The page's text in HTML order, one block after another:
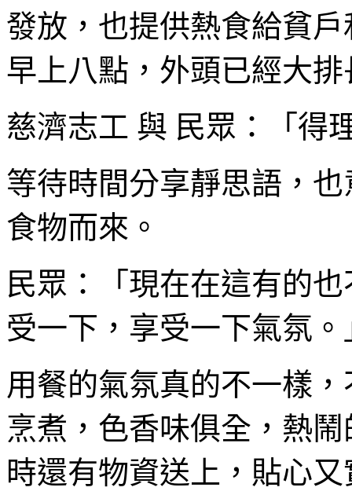
發放，也提供熱食給貧
早上八點，外頭已經大排
慈濟志工 與 民眾：「得
等待時間分享靜思語，
食物而來。
民眾：「現在在這有的
受一下，享受一下氣氛。
用餐的氣氛真的不一樣
烹煮，色香味俱全，熱
時還有物資送上，貼心